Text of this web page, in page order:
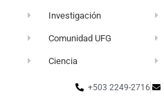
Investigación
Comunidad UFG
Ciencia
+503 2249-2716